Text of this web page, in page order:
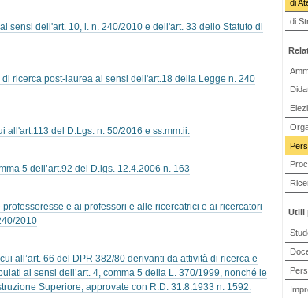
sensi dell'art. 10, l. n. 240/2010 e dell'art. 33 dello Statuto di
ricerca post-laurea ai sensi dell'art.18 della Legge n. 240
all'art.113 del D.Lgs. n. 50/2016 e ss.mm.ii.
5 dell’art.92 del D.lgs. 12.4.2006 n. 163
e ai professori e alle ricercatrici e ai ricercatori
2010
all’art. 66 del DPR 382/80 derivanti da attività di ricerca e
ai sensi dell’art. 4, comma 5 della L. 370/1999, nonché le
Superiore, approvate con R.D. 31.8.1933 n. 1592.
di
di
Utili